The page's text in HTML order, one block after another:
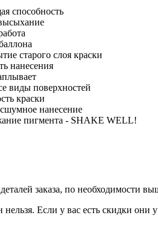
способность
старого слоя краски
нанесения
виды поверхностей
краски
нанесение
пигмента - SHAKE WELL!
заказа, по необходимости
Если у вас есть скидки они